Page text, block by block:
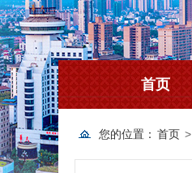
首页
您的位置： 首页 >